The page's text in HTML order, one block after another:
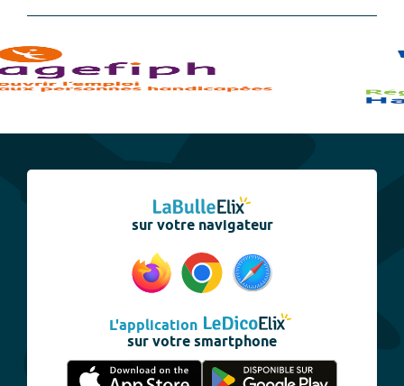
sur votre navigateur
L'application
sur votre smartphone